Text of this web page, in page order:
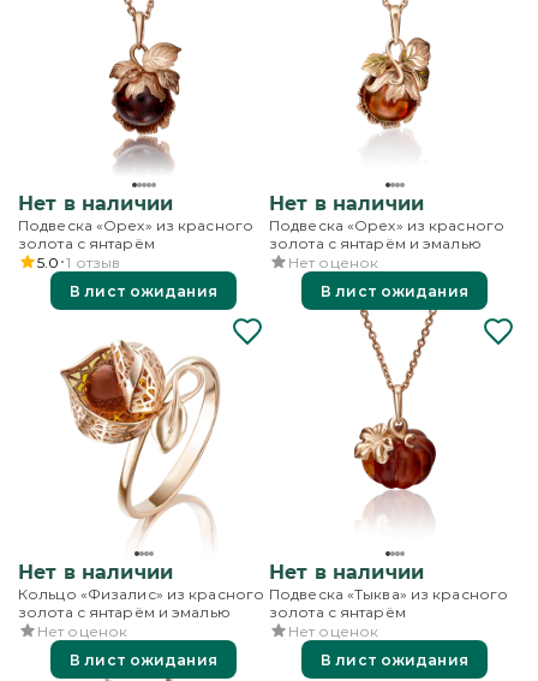
Нет в наличии
Подвеска «Орех» из красного
золота с янтарём
5.0 1 отзыв
В лист ожидания
Нет в наличии
Подвеска «Орех» из красного
золота с янтарём и эмалью
Нет оценок
В лист ожидания
Нет в наличии
Кольцо «Физалис» из красного
золота с янтарём и эмалью
Нет оценок
В лист ожидания
Нет в наличии
Подвеска «Тыква» из красного
золота с янтарём
Нет оценок
В лист ожидания